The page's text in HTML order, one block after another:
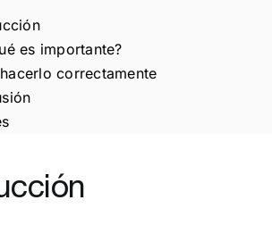
es importante?
correctamente